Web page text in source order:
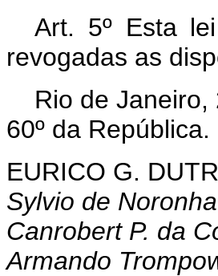
Art. 5º Esta
revogadas as
Rio de
60º da República.
EURICO G.
Sylvio de Noronha
Canrobert P. da
Armando